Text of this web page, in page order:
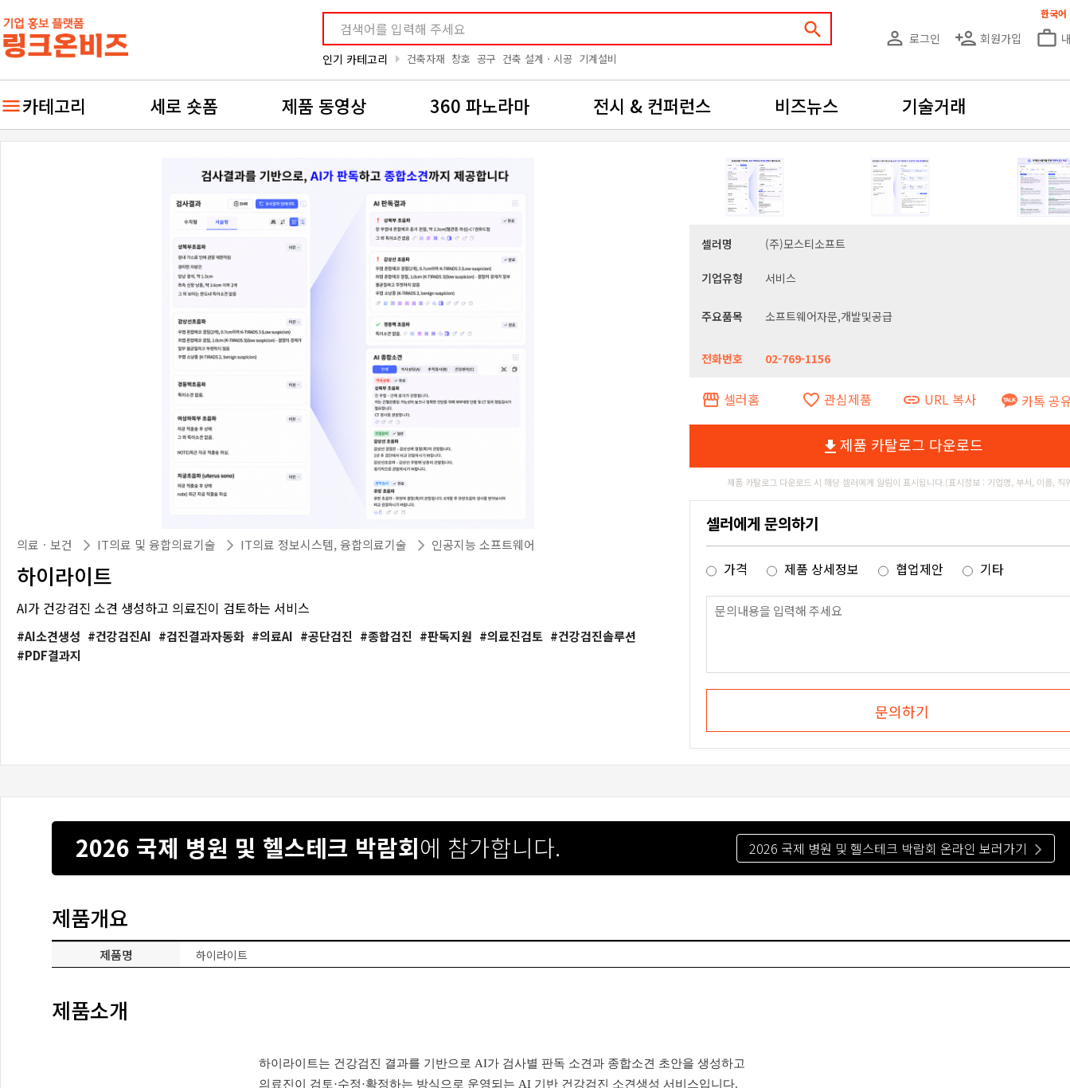
search
인기 카테고리 arrow_right 건축자재 창호 공구 건축 설계ㆍ시공 기계설비
person_outline 로그인 person_add 회원가입 work_outline
한국어
카테고리 세로 숏폼 제품 동영상 360 파노라마 전시 & 컨퍼런스 비즈뉴스 기술거래
의료ㆍ보건 IT의료 및 융합의료기술 IT의료 정보시스템, 융합의료기술 인공지능 소프트웨어
하이라이트
AI가 건강검진 소견 생성하고 의료진이 검토하는 서비스
AI소견생성 건강검진AI 검진결과자동화 의료AI 공단검진 종합검진 판독지원 의료진검토
건강검진솔루션
PDF결과지
셀러명 (주)모스티소프트
기업유형 서비스
주요품목 소프트웨어자문,개발및공급
전화번호 02-769-1156
storefront 셀러홈 favorite_border 관심제품 link URL 복사 카톡 공
file_download 제품 카탈로그 다운로드
제품 카탈로그 다운로드 시 해당 셀러에게 알림이 표시됩니다.(표시정보 : 기업명, 부서, 이름, 직
셀러에게 문의하기
가격 제품 상세정보 협업제안 기타
문의하기
2026 국제 병원 및 헬스테크 박람회에 참가합니다. 2026 국제 병원 및 헬스테크 박람회 온라인 보러가기
제품개요
제품명 하이라이트
제품소개